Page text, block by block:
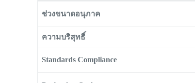
ช่วงขนาดอนุภาค
ความบริสุทธิ์
Standards Compliance